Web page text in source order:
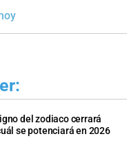
del zodiaco cerrará
se potenciará en 2026